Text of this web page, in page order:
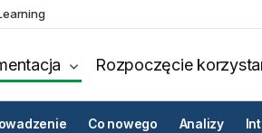
Rozpoczęcie
Co nowego Analizy